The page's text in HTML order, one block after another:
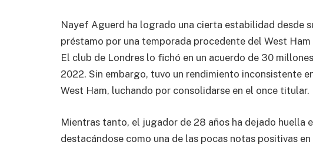
Nayef Aguerd ha logrado una cierta estabilidad desde
préstamo por una temporada procedente del West
El club de Londres lo fichó en un acuerdo de 30
2022. Sin embargo, tuvo un rendimiento inconsistente
West Ham, luchando por consolidarse en el once titular.
Mientras tanto, el jugador de 28 años ha dejado huella
destacándose como una de las pocas notas positivas